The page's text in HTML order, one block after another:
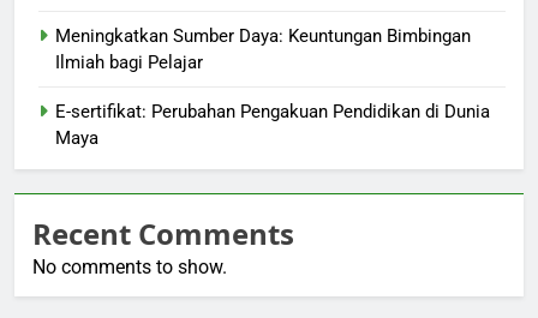
Meningkatkan Sumber Daya: Keuntungan Bimbingan
Ilmiah bagi Pelajar
E-sertifikat: Perubahan Pengakuan Pendidikan di Dunia
Maya
Recent Comments
No comments to show.